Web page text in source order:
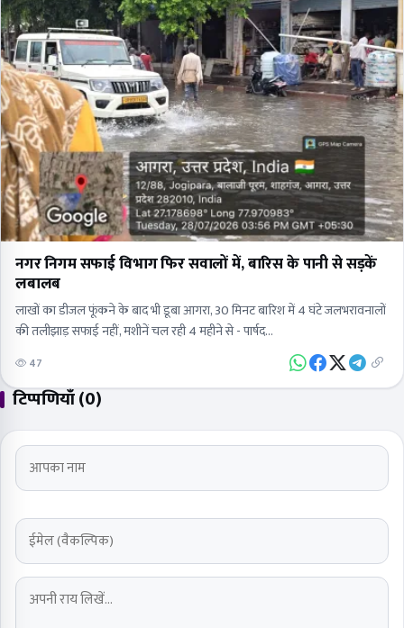
नगर निगम सफाई विभाग फिर सवालों में, बारिस के पानी से सड़कें
लबालब
लाखों का डीजल फूंकने के बाद भी डूबा आगरा, 30 मिनट बारिश में 4 घंटे जलभरावनालों
की तलीझाड़ सफाई नहीं, मशीनें चल रही 4 महीने से - पार्षद…
47
टिप्पणियाँ (0)